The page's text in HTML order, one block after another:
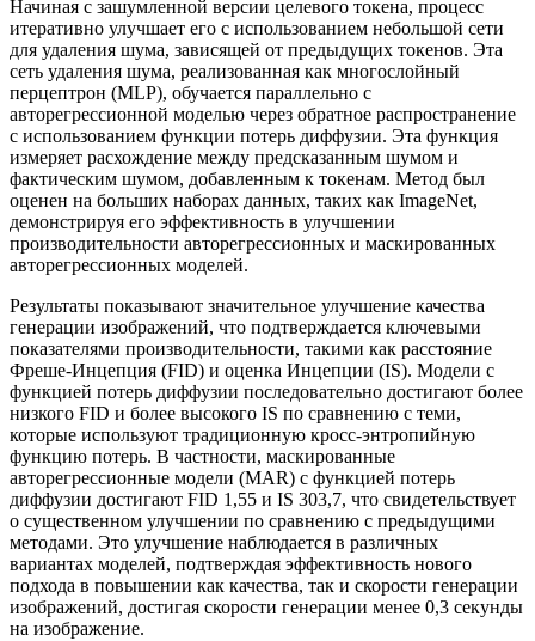
Начиная с зашумленной версии целевого токена, процесс
итеративно улучшает его с использованием небольшой сети
для удаления шума, зависящей от предыдущих токенов. Эта
сеть удаления шума, реализованная как многослойный
перцептрон (MLP), обучается параллельно с
авторегрессионной моделью через обратное распространение
с использованием функции потерь диффузии. Эта функция
измеряет расхождение между предсказанным шумом и
фактическим шумом, добавленным к токенам. Метод был
оценен на больших наборах данных, таких как ImageNet,
демонстрируя его эффективность в улучшении
производительности авторегрессионных и маскированных
авторегрессионных моделей.
Результаты показывают значительное улучшение качества
генерации изображений, что подтверждается ключевыми
показателями производительности, такими как расстояние
Фреше-Инцепция (FID) и оценка Инцепции (IS). Модели с
функцией потерь диффузии последовательно достигают более
низкого FID и более высокого IS по сравнению с теми,
которые используют традиционную кросс-энтропийную
функцию потерь. В частности, маскированные
авторегрессионные модели (MAR) с функцией потерь
диффузии достигают FID 1,55 и IS 303,7, что свидетельствует
о существенном улучшении по сравнению с предыдущими
методами. Это улучшение наблюдается в различных
вариантах моделей, подтверждая эффективность нового
подхода в повышении как качества, так и скорости генерации
изображений, достигая скорости генерации менее 0,3 секунды
на изображение.